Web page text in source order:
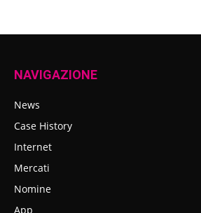
NAVIGAZIONE
News
Case History
Internet
Mercati
Nomine
App